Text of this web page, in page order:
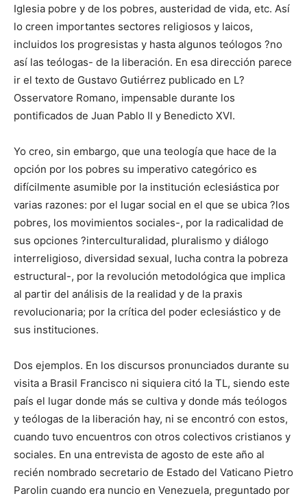
Iglesia pobre y de los pobres, austeridad de vida, etc. Así
lo creen importantes sectores religiosos y laicos,
incluidos los progresistas y hasta algunos teólogos ?no
así las teólogas- de la liberación. En esa dirección parece
ir el texto de Gustavo Gutiérrez publicado en L?
Osservatore Romano, impensable durante los
pontificados de Juan Pablo II y Benedicto XVI.
Yo creo, sin embargo, que una teología que hace de la
opción por los pobres su imperativo categórico es
difícilmente asumible por la institución eclesiástica por
varias razones: por el lugar social en el que se ubica ?los
pobres, los movimientos sociales-, por la radicalidad de
sus opciones ?interculturalidad, pluralismo y diálogo
interreligioso, diversidad sexual, lucha contra la pobreza
estructural-, por la revolución metodológica que implica
al partir del análisis de la realidad y de la praxis
revolucionaria; por la crítica del poder eclesiástico y de
sus instituciones.
Dos ejemplos. En los discursos pronunciados durante su
visita a Brasil Francisco ni siquiera citó la TL, siendo este
país el lugar donde más se cultiva y donde más teólogos
y teólogas de la liberación hay, ni se encontró con estos,
cuando tuvo encuentros con otros colectivos cristianos y
sociales. En una entrevista de agosto de este año al
recién nombrado secretario de Estado del Vaticano Pietro
Parolin cuando era nuncio en Venezuela, preguntado por